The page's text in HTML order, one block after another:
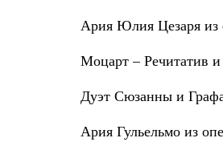
Ария Юлия Цезаря
Моцарт – Речитатив
Дуэт Сюзанны и
Ария Гульельмо из